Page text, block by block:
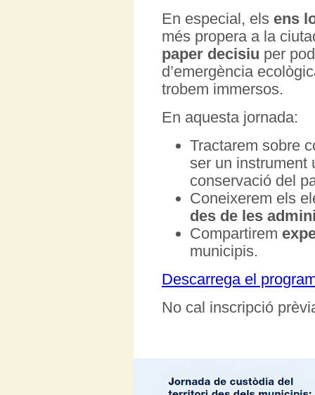
En especial, els ens
més propera a la
paper decisiu per
d’emergència
trobem immersos.
En aquesta jornada:
Tractarem sobre
ser un instrument
conservació del
Coneixerem els
des de les
Compartirem
municipis.
Descarrega el
No cal inscripció